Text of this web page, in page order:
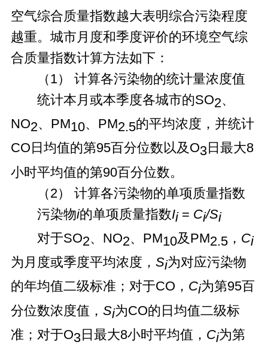
空气综合质量指数越大表明综合污染程度
越重。城市月度和季度评价的环境空气综
合质量指数计算方法如下：
（1） 计算各污染物的统计量浓度值
统计本月或本季度各城市的SO2、
NO2、PM10、PM2.5的平均浓度，并统计
CO日均值的第95百分位数以及O3 日最大8
小时平均值的第90百分位数。
（2） 计算各污染物的单项质量指数
污染物i的单项质量指数Ii = Ci/Si
对于SO2、NO2、PM10及PM2.5， Ci
为月度或季度平均浓度， Si为对应污染物
的年均值二级标准；对于CO， Ci为第95百
分位数浓度值， Si为CO的日均值二级标
准；对于O3 日最大8小时平均值， Ci为第